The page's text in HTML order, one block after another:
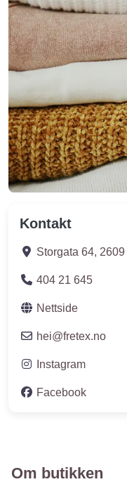
Kontakt
Storgata 64, 2609
404 21 645
Nettside
hei@fretex.no
Instagram
Facebook
Om butikken